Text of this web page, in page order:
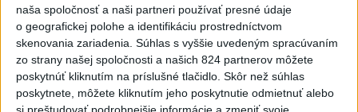
naša spoločnosť a naši partneri používať presné údaje
o geografickej polohe a identifikáciu prostredníctvom
skenovania zariadenia. Súhlas s vyššie uvedeným spracúvaním
zo strany našej spoločnosti a našich 824 partnerov môžete
poskytnúť kliknutím na príslušné tlačidlo. Skôr než súhlas
poskytnete, môžete kliknutím jeho poskytnutie odmietnuť alebo
si preštudovať podrobnejšie informácie a zmeniť svoje
Viac
Videá a prenosy TASR TV